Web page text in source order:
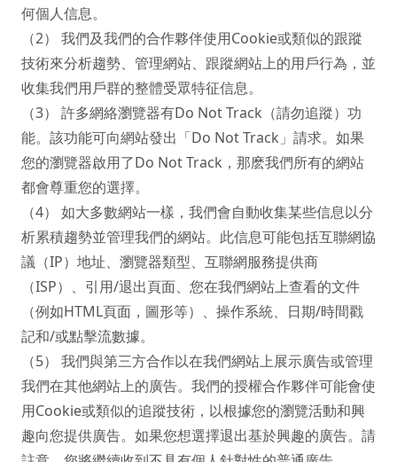
何個人信息。
（2） 我們及我們的合作夥伴使用Cookie或類似的跟蹤
技術來分析趨勢、管理網站、跟蹤網站上的用戶行為，並
收集我們用戶群的整體受眾特征信息。
（3） 許多網絡瀏覽器有Do Not Track（請勿追蹤）功
能。該功能可向網站發出「Do Not Track」請求。如果
您的瀏覽器啟用了Do Not Track，那麽我們所有的網站
都會尊重您的選擇。
（4） 如大多數網站一樣，我們會自動收集某些信息以分
析累積趨勢並管理我們的網站。此信息可能包括互聯網協
議（IP）地址、瀏覽器類型、互聯網服務提供商
（ISP）、引用/退出頁面、您在我們網站上查看的文件
（例如HTML頁面，圖形等）、操作系統、日期/時間戳
記和/或點擊流數據。
（5） 我們與第三方合作以在我們網站上展示廣告或管理
我們在其他網站上的廣告。我們的授權合作夥伴可能會使
用Cookie或類似的追蹤技術，以根據您的瀏覽活動和興
趣向您提供廣告。如果您想選擇退出基於興趣的廣告。請